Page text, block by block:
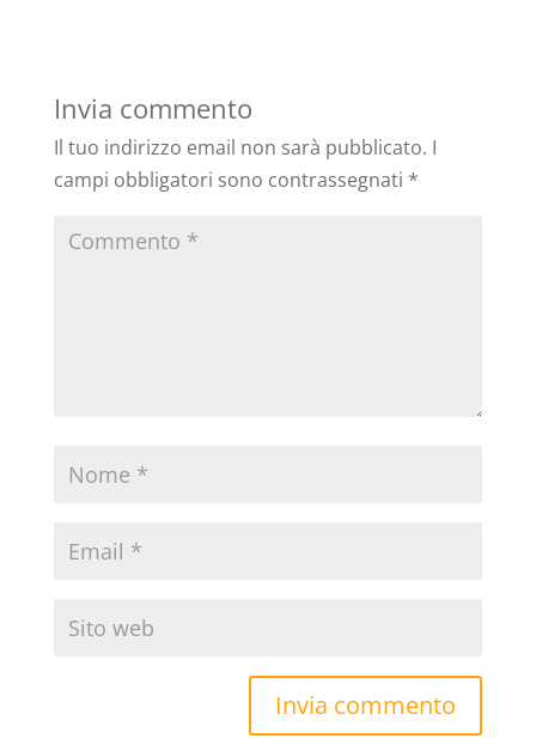
Invia commento
Il tuo indirizzo email non sarà pubblicato. I
campi obbligatori sono contrassegnati *